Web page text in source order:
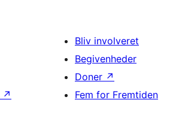
↗
Bliv involveret
Begivenheder
Doner ↗
Fem for Fremtiden